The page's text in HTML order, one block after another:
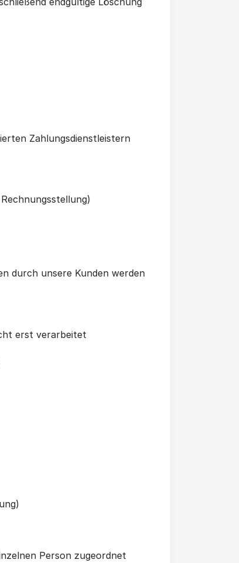
Zahlungsdienstleistern
durch unsere Kunden werden
erst verarbeitet
Person zugeordnet